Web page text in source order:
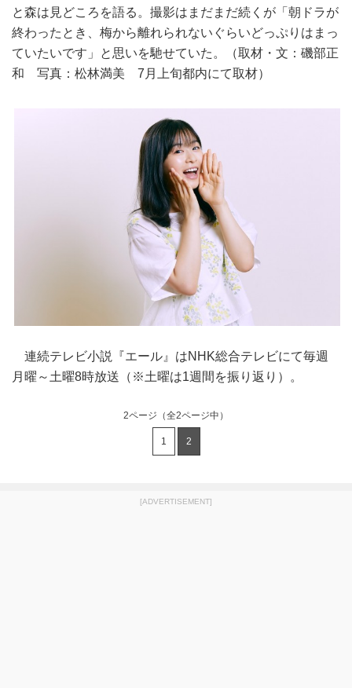
と森は見どころを語る。撮影はまだまだ続くが「朝ドラが
終わったとき、梅から離れられないぐらいどっぷりはまっ
ていたいです」と思いを馳せていた。（取材・文：磯部正
和 写真：松林満美 7月上旬都内にて取材）
連続テレビ小説『エール』はNHK総合テレビにて毎週
月曜～土曜8時放送（※土曜は1週間を振り返り）。
2ページ （全2ページ中）
1 2
[ADVERTISEMENT]